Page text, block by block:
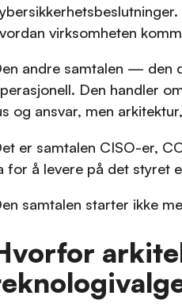
virksomheten
andre samtalen — den
Den handler
og ansvar, men
er samtalen CISO-er,
for å levere på det styret
samtalen starter ikke